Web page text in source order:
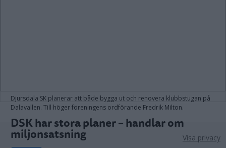
Djursdala SK planerar att både bygga ut och renovera klubbstugan på
Dalavallen. Till höger föreningens ordförande Fredrik Milton.
DSK har stora planer – handlar om
miljonsatsning Visa privacy